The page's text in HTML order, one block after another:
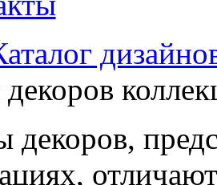
декоров
декоров,